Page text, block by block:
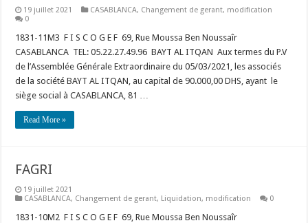
19 juillet 2021 CASABLANCA, Changement de gerant, modification
0
1831-11M3 F I S C O G E F 69, Rue Moussa Ben Noussaîr
CASABLANCA TEL: 05.22.27.49.96 BAYT AL ITQAN Aux termes du P.V
de l’Assemblée Générale Extraordinaire du 05/03/2021, les associés
de la société BAYT AL ITQAN, au capital de 90.000,00 DHS, ayant le
siège social à CASABLANCA, 81 …
Read More »
FAGRI
19 juillet 2021
CASABLANCA, Changement de gerant, Liquidation, modification 0
1831-10M2 F I S C O G E F 69, Rue Moussa Ben Noussaîr